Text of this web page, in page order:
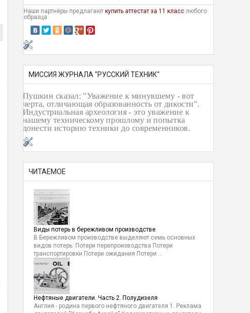
Наши партнёры предлагают купить аттестат за 11 класс любого
образца
МИССИЯ ЖУРНАЛА "РУССКИЙ ТЕХНИК"
Пушкин сказал: "Уважение к минувшему - вот
черта, отличающая образованность от дикости".
Индустриальная археология - это уважение к
нашему техническому прошлому и попытка
донести историю техники до современников.
ЧИТАЕМОЕ
Виды потерь в бережливом производстве
В Бережливом производстве выделяют семь основных
видов потерь: Потери перепроизводства Потери
транспортировки Потери ожидания Потери ...
Нефтяные двигатели. Часть 2. Полудизеля
Англия - родина первого нефтяного двигателя 1. Реклама